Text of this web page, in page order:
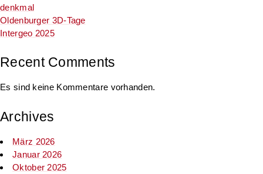
denkmal
Oldenburger 3D-Tage
Intergeo 2025
Recent Comments
Es sind keine Kommentare vorhanden.
Archives
März 2026
Januar 2026
Oktober 2025